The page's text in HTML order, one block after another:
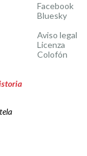
Facebook
Bluesky
Aviso legal
Licenza
Colofón